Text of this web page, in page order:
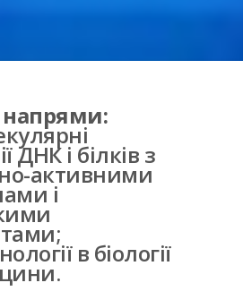
напрями:
ДНК і білків з
активними
і
в біології